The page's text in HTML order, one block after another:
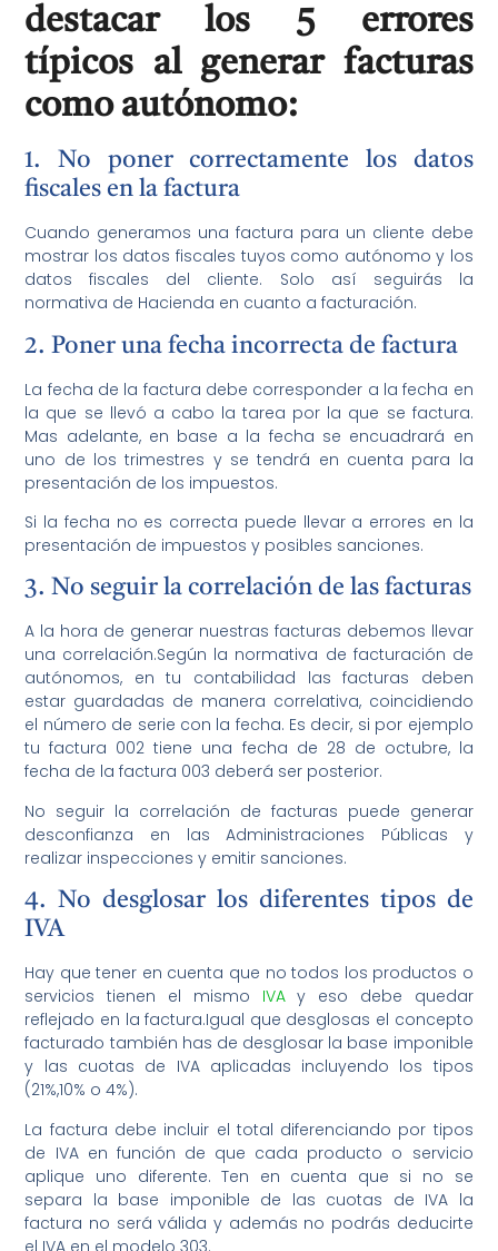
destacar los 5 errores
típicos al generar facturas
como autónomo:
1. No poner correctamente los datos
fiscales en la factura
Cuando generamos una factura para un cliente debe
mostrar los datos fiscales tuyos como autónomo y los
datos fiscales del cliente. Solo así seguirás la
normativa de Hacienda en cuanto a facturación.
2. Poner una fecha incorrecta de factura
La fecha de la factura debe corresponder a la fecha en
la que se llevó a cabo la tarea por la que se factura.
Mas adelante, en base a la fecha se encuadrará en
uno de los trimestres y se tendrá en cuenta para la
presentación de los impuestos.
Si la fecha no es correcta puede llevar a errores en la
presentación de impuestos y posibles sanciones.
3. No seguir la correlación de las facturas
A la hora de generar nuestras facturas debemos llevar
una correlación.Según la normativa de facturación de
autónomos, en tu contabilidad las facturas deben
estar guardadas de manera correlativa, coincidiendo
el número de serie con la fecha. Es decir, si por ejemplo
tu factura 002 tiene una fecha de 28 de octubre, la
fecha de la factura 003 deberá ser posterior.
No seguir la correlación de facturas puede generar
desconfianza en las Administraciones Públicas y
realizar inspecciones y emitir sanciones.
4. No desglosar los diferentes tipos de
IVA
Hay que tener en cuenta que no todos los productos o
servicios tienen el mismo IVAy eso debe quedar
reflejado en la factura.Igual que desglosas el concepto
facturado también has de desglosar la base imponible
y las cuotas de IVA aplicadas incluyendo los tipos
(21%,10% o 4%).
La factura debe incluir el total diferenciando por tipos
de IVA en función de que cada producto o servicio
aplique uno diferente. Ten en cuenta que si no se
separa la base imponible de las cuotas de IVA la
factura no será válida y además no podrás deducirte
el IVA en el modelo 303.